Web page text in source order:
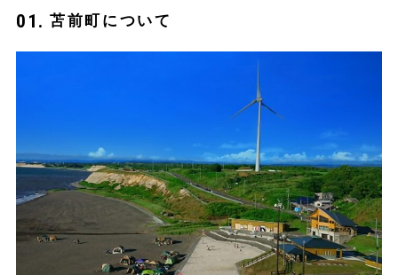
苫前町について